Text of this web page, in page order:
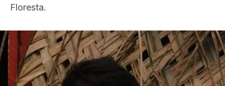
Floresta.